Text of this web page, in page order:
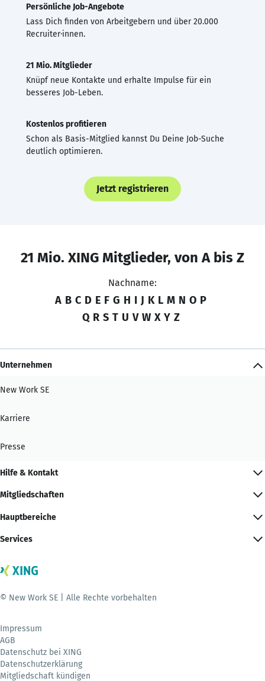
Persönliche Job-Angebote
Lass Dich finden von Arbeitgebern und über 20.000
Recruiter·innen.
21 Mio. Mitglieder
Knüpf neue Kontakte und erhalte Impulse für ein
besseres Job-Leben.
Kostenlos profitieren
Schon als Basis-Mitglied kannst Du Deine Job-Suche
deutlich optimieren.
Jetzt registrieren
21 Mio. XING Mitglieder, von A bis Z
Nachname:
A B C D E F G H I J K L M N O P
Q R S T U V W X Y Z
Unternehmen
New Work SE
Karriere
Presse
Hilfe & Kontakt
Mitgliedschaften
Hauptbereiche
Services
© New Work SE | Alle Rechte vorbehalten
Impressum
AGB
Datenschutz bei XING
Datenschutzerklärung
Mitgliedschaft kündigen